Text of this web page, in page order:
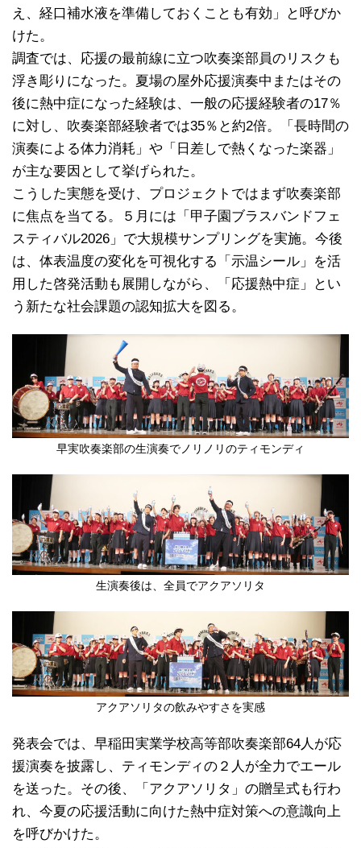
え、経口補水液を準備しておくことも有効」と呼びか
けた。
調査では、応援の最前線に立つ吹奏楽部員のリスクも
浮き彫りになった。夏場の屋外応援演奏中またはその
後に熱中症になった経験は、一般の応援経験者の17％
に対し、吹奏楽部経験者では35％と約2倍。「長時間の
演奏による体力消耗」や「日差しで熱くなった楽器」
が主な要因として挙げられた。
こうした実態を受け、プロジェクトではまず吹奏楽部
に焦点を当てる。５月には「甲子園ブラスバンドフェ
スティバル2026」で大規模サンプリングを実施。今後
は、体表温度の変化を可視化する「示温シール」を活
用した啓発活動も展開しながら、「応援熱中症」とい
う新たな社会課題の認知拡大を図る。
早実吹奏楽部の生演奏でノリノリのティモンディ
生演奏後は、全員でアクアソリタ
アクアソリタの飲みやすさを実感
発表会では、早稲田実業学校高等部吹奏楽部64人が応
援演奏を披露し、ティモンディの２人が全力でエール
を送った。その後、「アクアソリタ」の贈呈式も行わ
れ、今夏の応援活動に向けた熱中症対策への意識向上
を呼びかけた。